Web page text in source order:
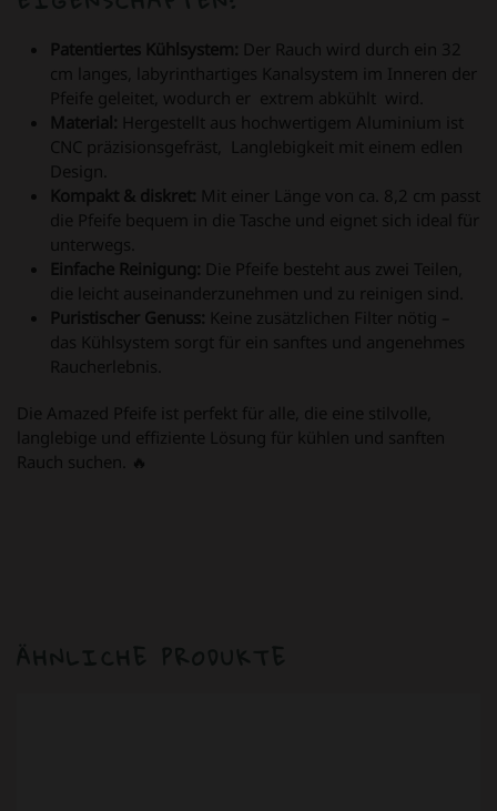
Patentiertes Kühlsystem: Der Rauch wird durch ein 32
cm langes, labyrinthartiges Kanalsystem im Inneren der
Pfeife geleitet, wodurch er extrem abkühlt wird.
Material: Hergestellt aus hochwertigem Aluminium ist
CNC präzisionsgefräst, Langlebigkeit mit einem edlen
Design.
Kompakt & diskret: Mit einer Länge von ca. 8,2 cm passt
die Pfeife bequem in die Tasche und eignet sich ideal für
unterwegs.
Einfache Reinigung: Die Pfeife besteht aus zwei Teilen,
die leicht auseinanderzunehmen und zu reinigen sind.
Puristischer Genuss: Keine zusätzlichen Filter nötig –
das Kühlsystem sorgt für ein sanftes und angenehmes
Raucherlebnis.
Die Amazed Pfeife ist perfekt für alle, die eine stilvolle,
langlebige und effiziente Lösung für kühlen und sanften
Rauch suchen. 🔥